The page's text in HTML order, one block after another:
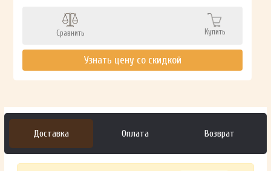
Сравнить Купить
Узнать цену со скидкой
Доставка Оплата Возврат